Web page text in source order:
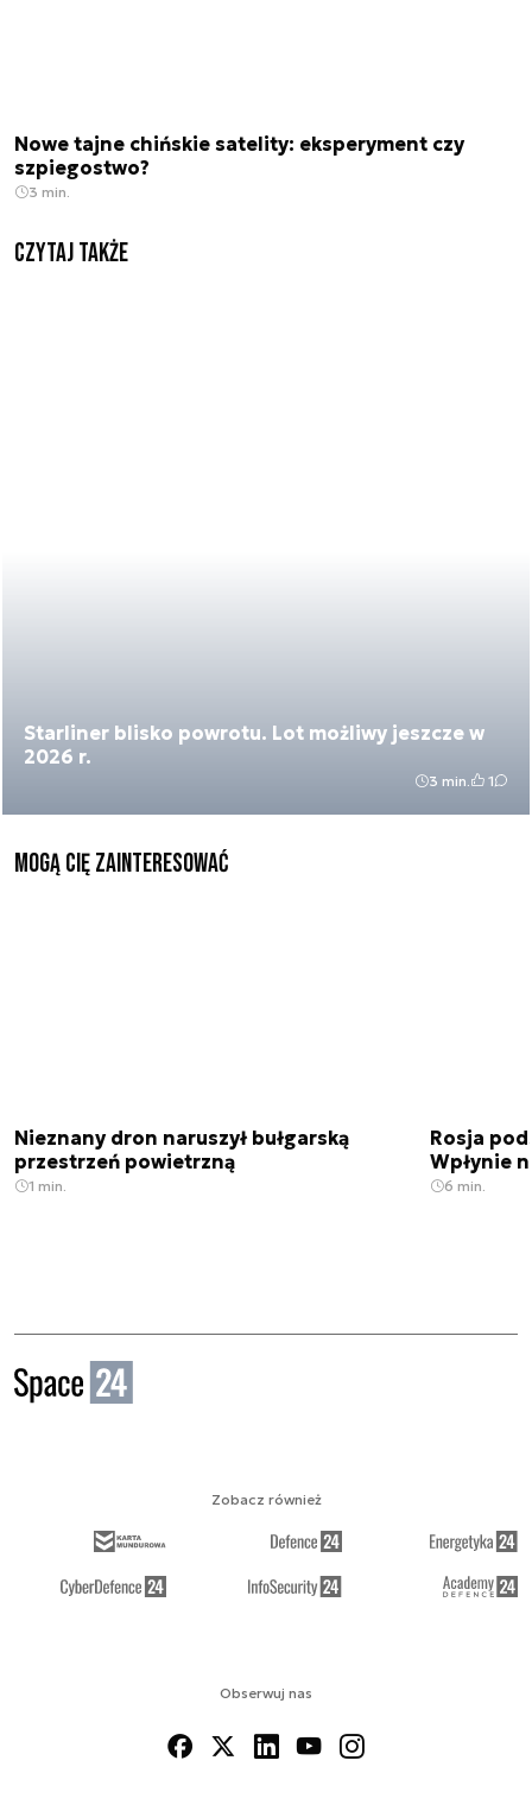
Nowe tajne chińskie satelity: eksperyment czy
szpiegostwo?
3 min.
Czytaj także
Starliner blisko powrotu. Lot możliwy jeszcze w
2026 r.
3 min. 1
Mogą Cię zainteresować
Nieznany dron naruszył bułgarską
przestrzeń powietrzną
1 min.
Rosja
Wpłynie
6 min.
Obserwuj nas
Zobacz również